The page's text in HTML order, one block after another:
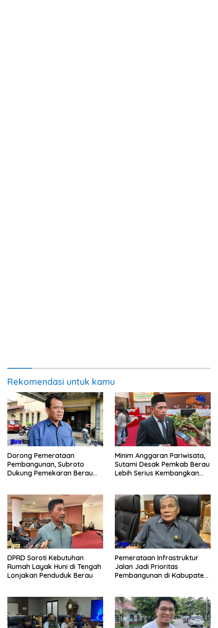
Rekomendasi untuk kamu
Dorong Pemerataan
Pembangunan, Subroto
Dukung Pemekaran Berau
Minim Anggaran Pariwisata,
Sutami Desak Pemkab Berau
Lebih Serius Kembangkan
DPRD Soroti Kebutuhan
Rumah Layak Huni di Tengah
Lonjakan Penduduk Berau
Pemerataan Infrastruktur
Jalan Jadi Prioritas
Pembangunan di Kabupaten